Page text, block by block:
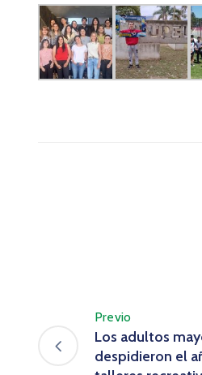
Previo
Los adultos
despidieron el